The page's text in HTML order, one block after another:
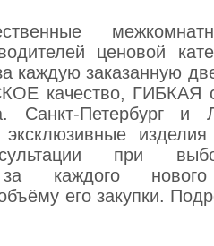
ценовой
каждую заказанную
качество, ГИБКАЯ
Санкт-Петербург и
при
за каждого
его закупки.